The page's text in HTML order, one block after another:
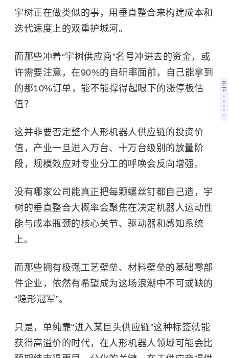
宇树正在做类似的事，用垂直整合来构建成本和
迭代速度上的双重护城河。
而那些冲着“宇树供应商”名号冲进去的资金，或
许需要注意，在90%的自研率面前，自己能拿到
的那10%订单，能不能撑得起眼下的涨停板估
值？
这并非要否定整个人形机器人供应链的投资价
值，产业一旦进入万台、十万台级别的放量阶
段，规模效应对专业分工的呼唤会反向增强。
没有哪家公司能真正把每颗螺丝钉都自己造，宇
树的垂直整合大概率会聚焦在决定机器人运动性
能与成本瓶颈的核心关节、驱动器和感知系统
上。
而那些拥有极强工艺壁垒、材料壁垒的基础零部
件企业，依然有希望成为这场浪潮中不可或缺的
“隐形冠军”。
只是，单纯靠“进入某巨头供应链”这种标签就能
获得高溢价的时代，在人形机器人领域可能会比
章
节